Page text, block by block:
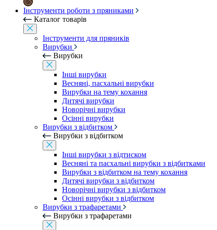
Інструменти роботи з пряниками
Каталог товарів
Інструменти для пряників
Вирубки
Вирубки
Інші вирубки
Весняні, пасхальні вирубки
Вирубки на тему кохання
Дитячі вирубки
Новорічні вирубки
Осінні вирубки
Вирубки з відбитком
Вирубки з відбитком
Інші вирубки з відтиском
Весняні та пасхальні вирубки з відбитками
Вирубки з відбитком на тему кохання
Дитячі вирубки з відбитком
Новорічні вирубки з відбитком
Осінні вирубки з відбитком
Вирубки з трафаретами
Вирубки з трафаретами